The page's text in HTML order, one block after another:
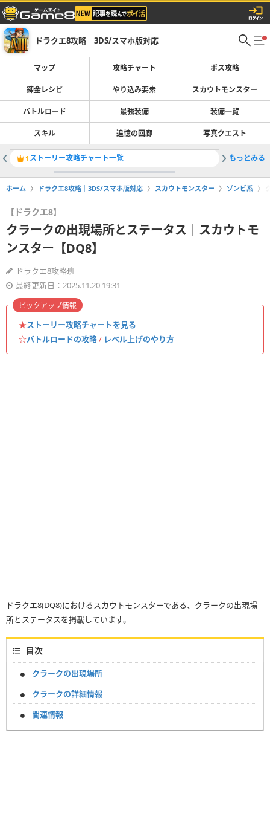
ドラクエ8攻略｜3DS/スマホ版対応
マップ 攻略チャート ボス攻略
錬金レシピ やり込み要素 スカウトモンスター
バトルロード 最強装備 装備一覧
スキル 追憶の回廊 写真クエスト
1ストーリー攻略チャート一覧 2スキル一
もっとみる
ホーム ドラクエ8攻略｜3DS/スマホ版対応 スカウトモンスター ゾンビ系
【ドラクエ8】
クラークの出現場所とステータス｜スカウトモ
ンスター【DQ8】
ドラクエ8攻略班
最終更新日：2025.11.20 19:31
★ストーリー攻略チャートを見る
☆バトルロードの攻略/ レベル上げのやり方
ピックアップ情報
ドラクエ8(DQ8)におけるスカウトモンスターである、クラークの出現場
所とステータスを掲載しています。
目次
クラークの出現場所
クラークの詳細情報
関連情報